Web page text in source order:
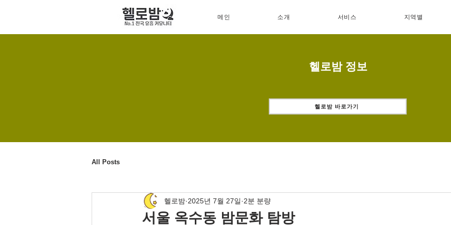
메인 소개 서비스 지역별
헬로밤 정보
헬로밤 바로가기
All Posts
서울 옥수동 밤문화 탐방
헬로밤 2025년 7월 27일 2분 분량